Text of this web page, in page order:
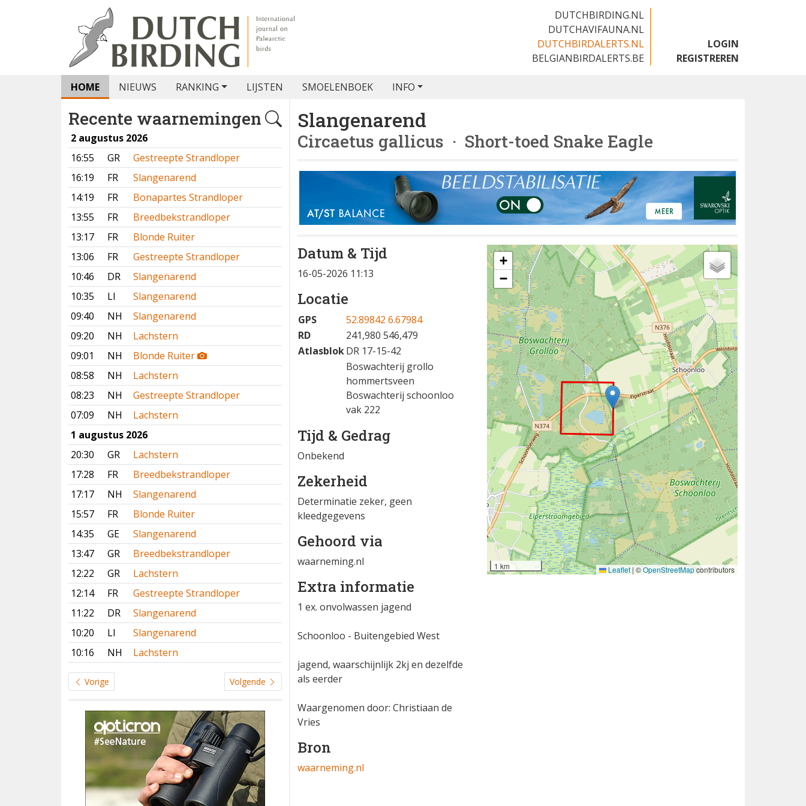
DUTCHBIRDING.NL
DUTCHAVIFAUNA.NL
DUTCHBIRDALERTS.NL
BELGIANBIRDALERTS.BE
LOGIN
REGISTREREN
HOME NIEUWS RANKING LIJSTEN SMOELENBOEK INFO
Recente waarnemingen
2 augustus 2026
16:55
GR
Gestreepte Strandloper
16:19
FR
Slangenarend
14:19
FR
Bonapartes Strandloper
13:55
FR
Breedbekstrandloper
13:17
FR
Blonde Ruiter
13:06
FR
Gestreepte Strandloper
10:46
DR
Slangenarend
10:35
LI
Slangenarend
09:40
NH
Slangenarend
09:20
NH
Lachstern
09:01
NH
Blonde Ruiter
08:58
NH
Lachstern
08:23
NH
Gestreepte Strandloper
07:09
NH
Lachstern
1 augustus 2026
20:30
GR
Lachstern
17:28
FR
Breedbekstrandloper
17:17
NH
Slangenarend
15:57
FR
Blonde Ruiter
14:35
GE
Slangenarend
13:47
GR
Breedbekstrandloper
12:22
GR
Lachstern
12:14
FR
Gestreepte Strandloper
11:22
DR
Slangenarend
10:20
LI
Slangenarend
10:16
NH Lachstern
Vorige Volgende
Slangenarend
Circaetus gallicus · Short-toed Snake Eagle
Datum & Tijd
16-05-2026 11:13
Locatie
GPS
52.89842 6.67984
RD
241,980 546,479
AtlasblokDR 17-15-42
Boswachterij grollo
hommertsveen
Boswachterij schoonloo
vak 222
Tijd & Gedrag
Onbekend
Zekerheid
Determinatie zeker, geen
kleedgegevens
Gehoord via
waarneming.nl
Extra informatie
1 ex. onvolwassen jagend
Schoonloo - Buitengebied West
jagend, waarschijnlijk 2kj en dezelfde
als eerder
Waargenomen door: Christiaan de
Vries
Bron
waarneming.nl
+
−
1 km Leaflet | ©OpenStreetMapcontributors